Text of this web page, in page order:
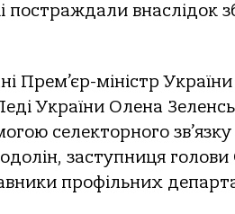
внаслідок
Прем’єр-міністр
України Олена
селекторного
заступниця
профільних